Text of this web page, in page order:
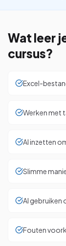
Wat leer
cursus?
Excel-
Werken met
AI inzetten
Slimme
AI gebruiken
Fouten